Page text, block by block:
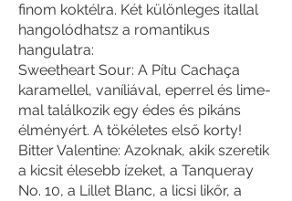
finom koktélra. Két különleges itallal
hangolódhatsz a romantikus
hangulatra:
Sweetheart Sour: A Pítu Cachaça
karamellel, vaníliával, eperrel és lime-
mal találkozik egy édes és pikáns
élményért. A tökéletes első korty!
Bitter Valentine: Azoknak, akik szeretik
a kicsit élesebb ízeket, a Tanqueray
No. 10, a Lillet Blanc, a licsi likőr, a